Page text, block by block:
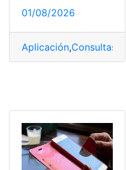
01/08/2026
Aplicación,Consultas